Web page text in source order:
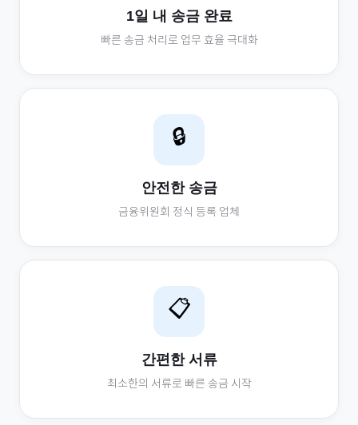
1일 내 송금 완료
빠른 송금 처리로 업무 효율 극대화
🔒
안전한 송금
금융위원회 정식 등록 업체
📋
간편한 서류
최소한의 서류로 빠른 송금 시작